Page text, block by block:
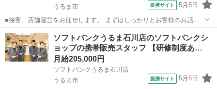
うるま市
提携サイト 5月5日
■接客、店舗運営をお任せします。 まずはしっかりとお客様のお話を
伺い、お客様に一番良い商品やプランを提案します。 売り場での接客
がメインですが、商品のPOP作りや在庫管理も大切な仕事です。スタ
ッフ同士で連携を取り、様々な仕事...
沖縄 うるま市 その他
ソフトバンクうるま石川店のソフトバンクシ
ョップの携帯販売スタッフ 【研修制度あ…
月給205,000円
ソフトバンクうるま石川店
うるま市
提携サイト 5月5日